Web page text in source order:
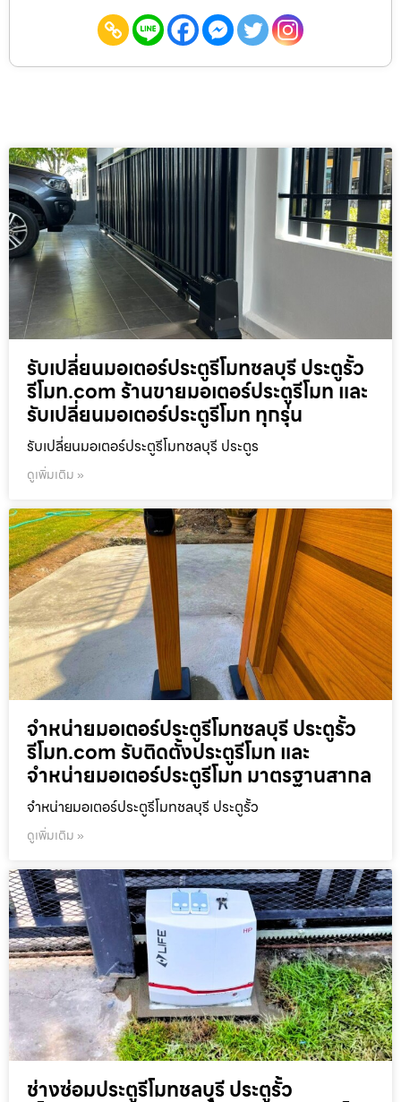
รับเปลี่ยนมอเตอร์ประตูรีโมทชลบุรี ประตูรั้ว
รีโมท.com ร้านขายมอเตอร์ประตูรีโมท และ
รับเปลี่ยนมอเตอร์ประตูรีโมท ทุกรุ่น
รับเปลี่ยนมอเตอร์ประตูรีโมทชลบุรี ประตูร
ดูเพิ่มเติม »
จำหน่ายมอเตอร์ประตูรีโมทชลบุรี ประตูรั้ว
รีโมท.com รับติดตั้งประตูรีโมท และ
จำหน่ายมอเตอร์ประตูรีโมท มาตรฐานสากล
จำหน่ายมอเตอร์ประตูรีโมทชลบุรี ประตูรั้ว
ดูเพิ่มเติม »
ช่างซ่อมประตูรีโมทชลบุรี ประตูรั้ว